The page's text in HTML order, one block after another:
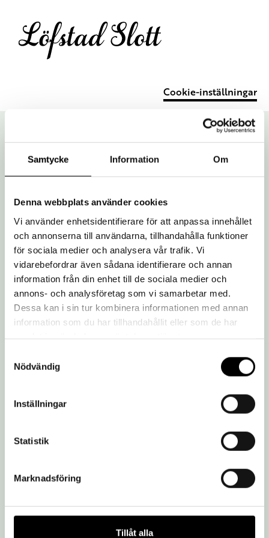
Samtycke Information Om
Denna webbplats använder cookies
Vi använder enhetsidentifierare för att anpassa innehållet
och annonserna till användarna, tillhandahålla funktioner
för sociala medier och analysera vår trafik. Vi
vidarebefordrar även sådana identifierare och annan
information från din enhet till de sociala medier och
annons- och analysföretag som vi samarbetar med.
Dessa kan i sin tur kombinera informationen med annan
information som du har tillhandahållit eller som de har
Nödvändig
Inställningar
Statistik
Marknadsföring
Tillåt alla
Cookie-inställningar
Vi är en del av Östergötlands museum:
Löfstad Slott